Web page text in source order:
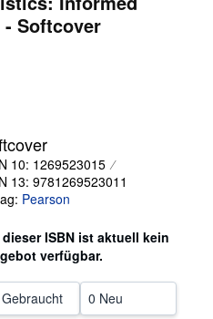
- Softcover
10: 1269523015
13: 9781269523011
Pearson
ISBN ist aktuell kein
verfügbar.
0 Neu